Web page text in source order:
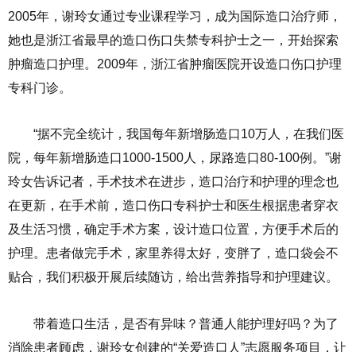
2005年，谢玲女通过专业课程学习，成为国际造口治疗师，
她也是浙江省最早的造口伤口失禁专科护士之一，开始探索
肿瘤造口护理。2009年，浙江省肿瘤医院开设造口伤口护理
专科门诊。
“据不完全统计，我国每年新增肠造口10万人，在我们医
院，每年新增肠造口1000-1500人，尿路造口80-100例。”谢
玲女告诉记者，手术技术在进步，造口治疗和护理的理念也
在更新，在手术前，造口伤口专科护士和医生根据患者穿衣
及生活习惯，确定手术方案，设计造口位置，方便手术后的
护理。患者做完手术，家里养得太好，变胖了，造口袋会不
贴合，我们积极开展后续随访，给出营养指导和护理建议。
带着造口生活，是否有异味？普通人能护理好吗？为了
消除患者顾虑，谢玲女创建的“关爱造口人”志愿服务项目，让